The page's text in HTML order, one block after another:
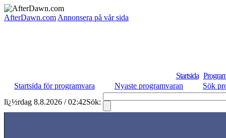
AfterDawn.com Annonsera på vår sida
Startsida
Startsida för programvara
Nyaste programvaran
Sök
lï¿½rdag 8.8.2026 / 02:42Sök: